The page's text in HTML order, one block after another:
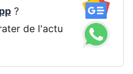
?
de l'actu